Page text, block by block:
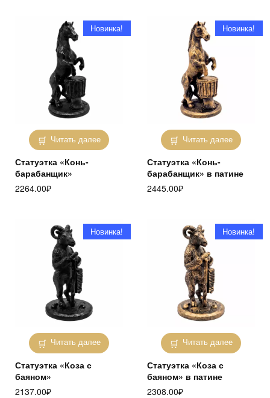
Читать далее
Новинка!
Статуэтка «Конь-
барабанщик»
2264.00₽
Читать далее
Новинка!
Статуэтка «Конь-
барабанщик» в патине
2445.00₽
Читать далее
Новинка!
Статуэтка «Коза с
баяном»
2137.00₽
Читать далее
Новинка!
Статуэтка «Коза с
баяном» в патине
2308.00₽